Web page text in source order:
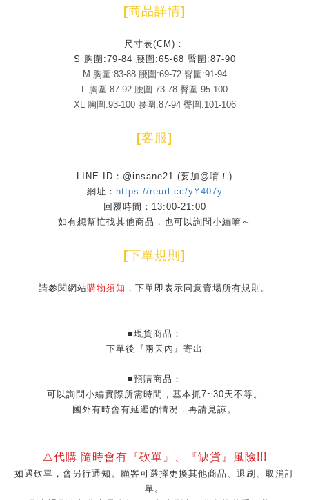
[商品詳情]
尺寸表(CM)：
S 胸圍:79-84 腰圍:65-68 臀圍:87-90
M 胸圍:83-88 腰圍:69-72 臀圍:91-94
L 胸圍:87-92 腰圍:73-78 臀圍:95-100
XL 胸圍:93-100 腰圍:87-94 臀圍:101-106
[客服]
LINE ID：@insane21 (要加@唷！)
網址： https://reurl.cc/yY407y
回覆時間：13:00-21:00
如有想幫忙找其他商品，也可以詢問小編唷～
[下單規則 ]
請參閱網站購物須知 ，下單即表示同意賣場所有規則。
■現貨商品：
下單後『兩天內』寄出
■預購商品：
可以詢問小編實際所需時間，基本抓7~30天不等。
國外有時會有延遲的情況，再請見諒。
⚠️代購 隨時會有『砍單』、『缺貨』風險!!!
如遇砍單，會另行通知。顧客可選擇更換其他商品、退刷、取消訂
單。